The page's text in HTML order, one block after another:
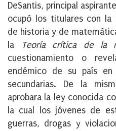
DeSantis, principal
ocupó los titulares con la
de historia y de
la
Teoría crítica de la
cuestionamiento o
endémico de su país
secundarias. De la
aprobara la ley conocida
la cual los jóvenes de
guerras, drogas y